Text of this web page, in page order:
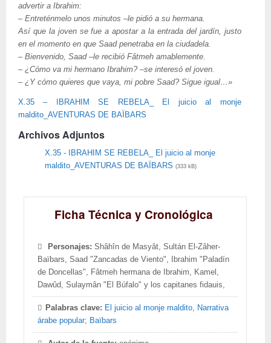
advertir a Ibrahim:
‒ Entreténmelo unos minutos ‒le pidió a su hermana.
Así que la joven se fue a apostar a la entrada del jardín, justo
en el momento en que Saad penetraba en la ciudadela.
‒ Bienvenido, Saad ‒le recibió Fâtmeh amablemente.
‒ ¿Cómo va mi hermano Ibrahim? ‒se interesó el joven.
‒ ¿Y cómo quieres que vaya, mi pobre Saad? Sigue igual…»
X.35 – IBRAHIM SE REBELA_ El juicio al monje
maldito_AVENTURAS DE BAÏBARS
Archivos Adjuntos
X.35 - IBRAHIM SE REBELA_ El juicio al monje
maldito_AVENTURAS DE BAÏBARS (333 kB)
Ficha Técnica y Cronológica
Personajes: Shâhîn de Masyât, Sultán El-Zâher-
Baïbars, Saad "Zancadas de Viento", Ibrahim "Paladín
de Doncellas", Fâtmeh hermana de Ibrahim, Kamel,
Dawûd, Sulaymân "El Búfalo" y los capitanes fidauis,
Palabras clave: El juicio al monje maldito, Narrativa
árabe popular; Baïbars